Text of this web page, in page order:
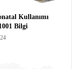
Kullanımı
Bilgi